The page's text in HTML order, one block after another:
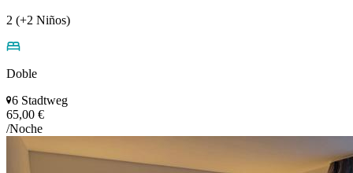
2 (+2 Niños)
Doble
6 Stadtweg
65,00 €
/Noche